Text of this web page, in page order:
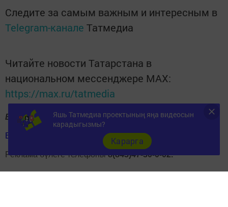
Следите за самым важным и интересным в
Telegram-канале Татмедиа
Читайте новости Татарстана в
национальном мессенджере MАХ:
https://max.ru/tatmedia
Безнең социаль челтәрләр:
ВКонтакте Одноклассники Telegram
Реклама бүлеге телефоны8(843)47-30-0-02.
Яшь Татмедиа проектының яңа видеосын
карадыгызмы?
Карарга